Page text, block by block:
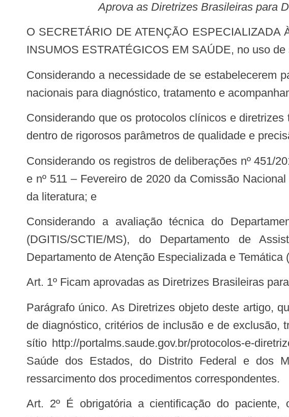
Aprova as Diretrizes Brasileiras para
O SECRETÁRIO DE ATENÇÃO ESPECIALIZADA À SAÚDE e o SECRETÁRIO DE CIÊNCIA, TECNOLOGIA, INOVAÇÃO E
INSUMOS ESTRATÉGICOS EM SAÚDE, no uso de
Considerando a necessidade de se estabelecerem parâmetros sobre a doença de Niemann-Pick do tipo C no Brasil e diretrizes
nacionais para diagnóstico, tratamento e
Considerando que os protocolos clínicos e diretrizes terapêuticas são resultado de consenso técnico-científico e são formulados
dentro de rigorosos parâmetros de qualidade e
Considerando os registros de deliberações nº 451/2019 e nº 502/2020 e os relatórios de recomendação nº 465 – Junho de 2019
e nº 511 – Fevereiro de 2020 da Comissão
da literatura; e
Considerando a avaliação técnica do Departamento de Gestão e Incorporação de Tecnologias e Inovação em Saúde
(DGITIS/SCTIE/MS), do Departamento de
Departamento de Atenção Especializada e
Art. 1º Ficam aprovadas as Diretrizes Brasileiras
Parágrafo único. As Diretrizes objeto deste artigo, que contêm o conceito geral da doença de Niemann-Pick do tipo C, critérios
de diagnóstico, critérios de inclusão e de exclusão,
sítio http://portalms.saude.gov.br/protocolos-e-
Saúde dos Estados, do Distrito Federal e dos
ressarcimento dos procedimentos correspondentes.
Art. 2º É obrigatória a cientificação do paciente, ou de seu responsável legal, dos potenciais riscos e efeitos colaterais